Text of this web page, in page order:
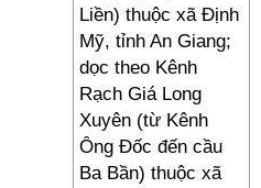
Liền) thuộc xã Định
Mỹ, tỉnh An Giang;
dọc theo Kênh
Rạch Giá Long
Xuyên (từ Kênh
Ông Đốc đến cầu
Ba Bần) thuộc xã